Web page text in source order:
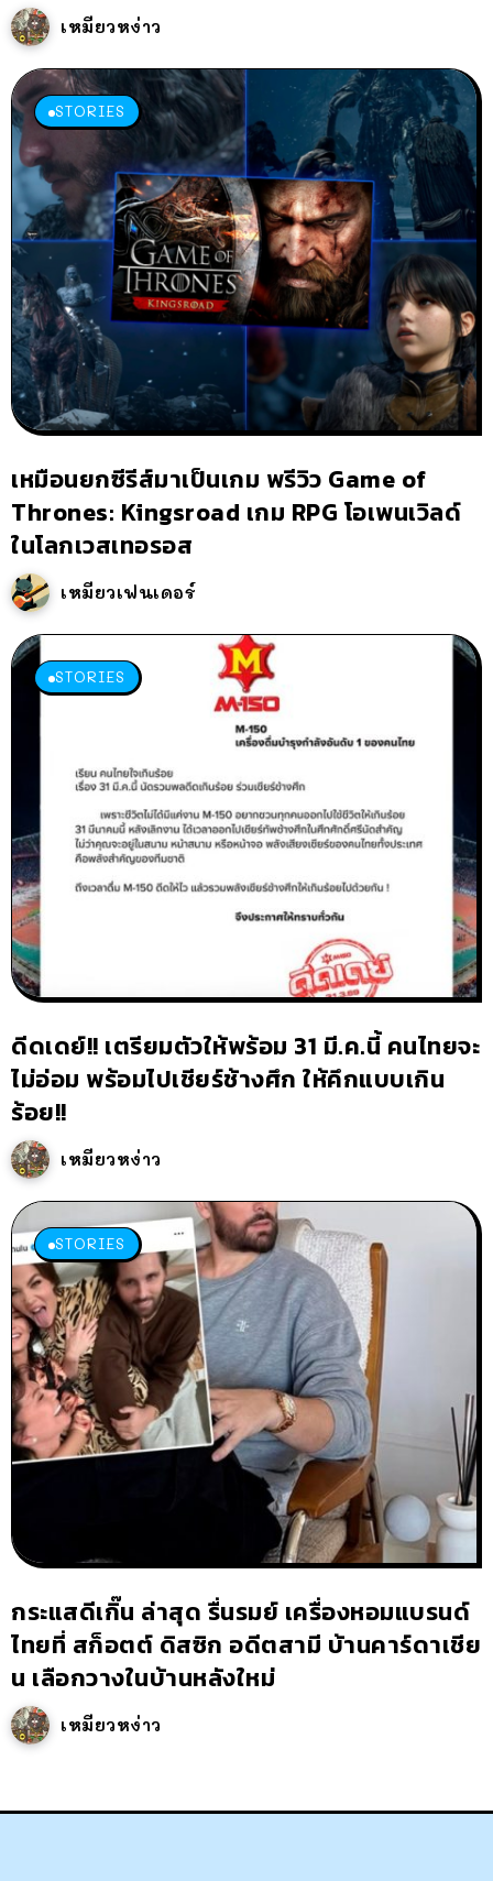
เหมียวหง่าว
STORIES
เหมือนยกซีรีส์มาเป็นเกม พรีวิว Game of
Thrones: Kingsroad เกม RPG โอเพนเวิลด์
ในโลกเวสเทอรอส
เหมียวเฟนเดอร์
STORIES
ดีดเดย์!! เตรียมตัวให้พร้อม 31 มี.ค.นี้ คนไทยจะ
ไม่อ่อม พร้อมไปเชียร์ช้างศึก ให้คึกแบบเกิน
ร้อย!!
เหมียวหง่าว
STORIES
กระแสดีเกิ๊น ล่าสุด รื่นรมย์ เครื่องหอมแบรนด์
ไทยที่ สก็อตต์ ดิสซิก อดีตสามี บ้านคาร์ดาเชีย
น เลือกวางในบ้านหลังใหม่
เหมียวหง่าว